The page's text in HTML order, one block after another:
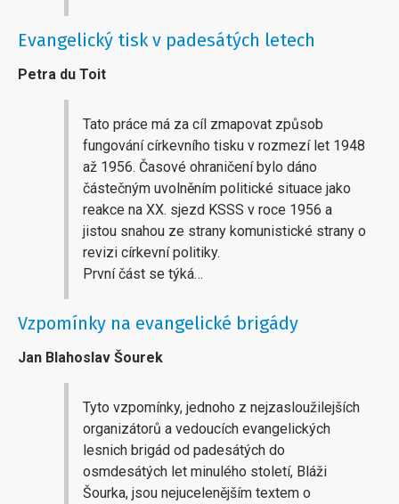
Evangelický tisk v padesátých letech
Petra du Toit
Tato práce má za cíl zmapovat způsob
fungování církevního tisku v rozmezí let 1948
až 1956. Časové ohraničení bylo dáno
částečným uvolněním politické situace jako
reakce na XX. sjezd KSSS v roce 1956 a
jistou snahou ze strany komunistické strany o
revizi církevní politiky.
První část se týká…
Vzpomínky na evangelické brigády
Jan Blahoslav Šourek
Tyto vzpomínky, jednoho z nejzasloužilejších
organizátorů a vedoucích evangelických
lesnich brigád od padesátých do
osmdesátých let minulého století, Bláži
Šourka, jsou nejucelenějším textem o